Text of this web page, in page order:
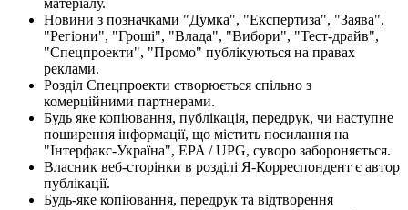
матеріалу.
Новини з позначками "Думка", "Експертиза", "Заява",
"Регіони", "Гроші", "Влада", "Вибори", "Тест-драйв",
"Спецпроекти", "Промо" публікуються на правах
реклами.
Розділ Спецпроекти створюється спільно з
комерційними партнерами.
Будь яке копіювання, публікація, передрук, чи наступне
поширення інформації, що містить посилання на
"Інтерфакс-Україна", EPA / UPG, суворо забороняється.
Власник веб-сторінки в розділі Я-Корреспондент є автор
публікації.
Будь-яке копіювання, передрук та відтворення